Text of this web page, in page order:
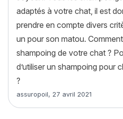
adaptés à votre chat, il est
prendre en compte divers
un pour son matou.
shampoing de votre chat ?
d’utiliser un shampoing pour
?
Article rédigé par
assuropoil, 27 avril 2021